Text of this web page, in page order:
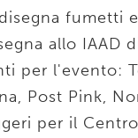
fumetti
allo IAAD
per l'evento:
Post Pink,
per il